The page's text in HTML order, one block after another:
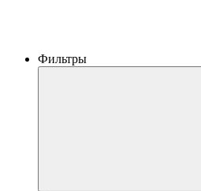
Фильтры